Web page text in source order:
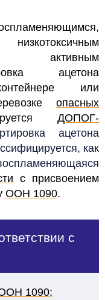
активным
ацетона
или
опасных
ДОПОГ-
ацетона
как
с присвоением
ООН 1090.
с
1090;